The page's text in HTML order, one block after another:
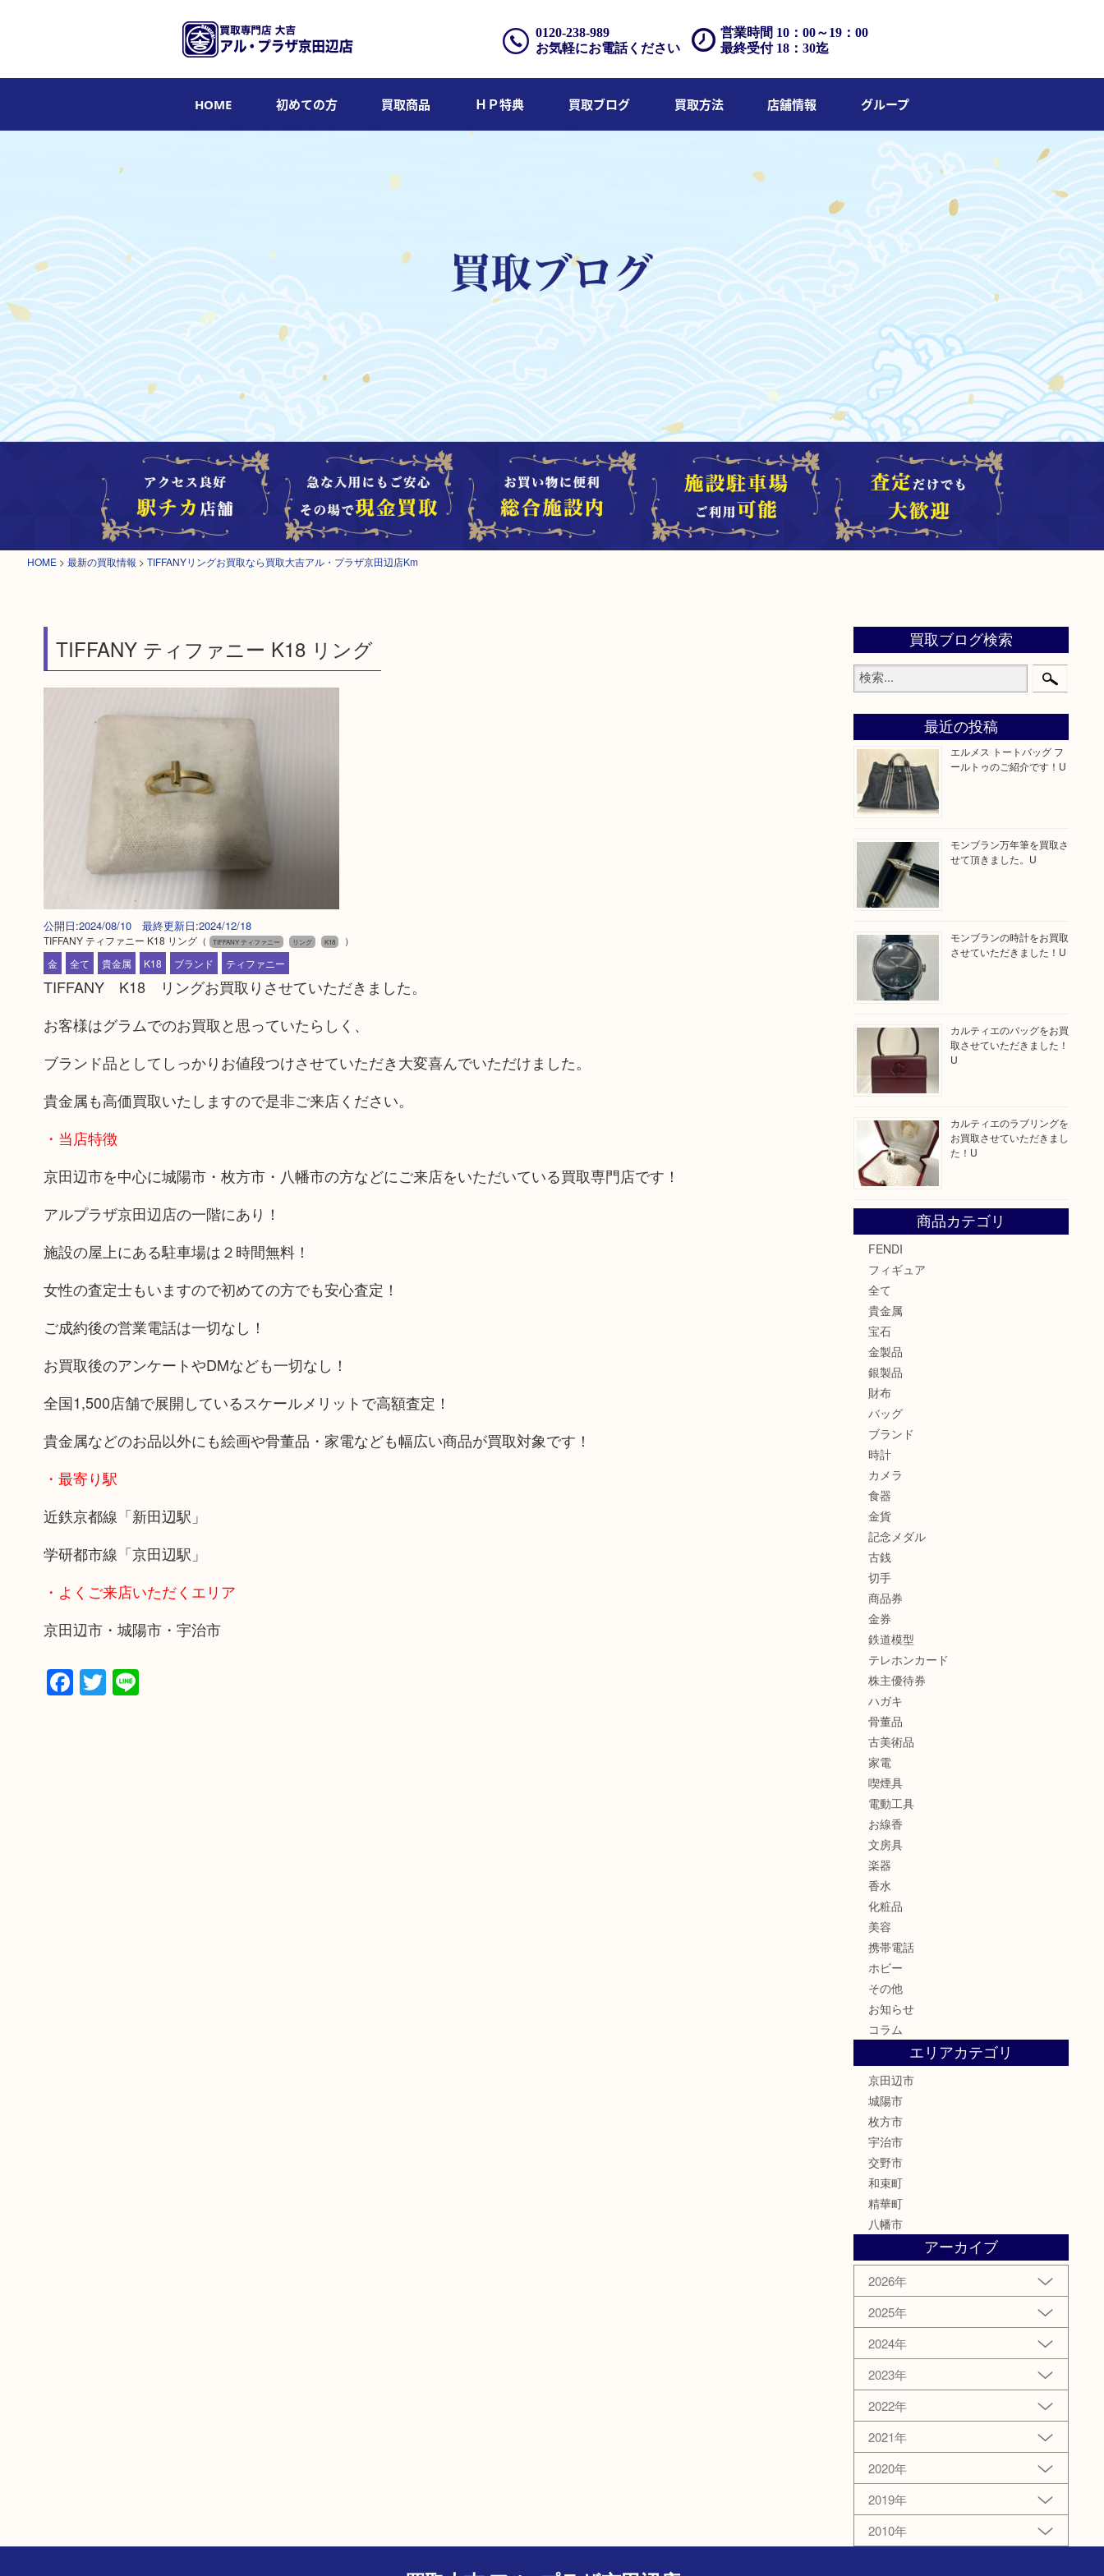
営業時間 10：00～19：00
最終受付 18：30迄
0120-238-989
お気軽にお電話ください
HOME 初めての方 買取商品 ＨＰ特典 買取ブログ 買取方法 店舗情報 グループ
HOME > 最新の買取情報 > TIFFANYリングお買取なら買取大吉アル・プラザ京田辺店Km
TIFFANY ティファニー K18 リング
公開日:2024/08/10 最終更新日:2024/12/18
TIFFANY ティファニー K18 リング（ TIFFANY ティファニー リング K18
）
金
全て 貴金属 K18 ブランド ティファニー
TIFFANY K18 リングお買取りさせていただきました。
お客様はグラムでのお買取と思っていたらしく、
ブランド品としてしっかりお値段つけさせていただき大変喜んでいただけました。
貴金属も高価買取いたしますので是非ご来店ください。
・当店特徴
京田辺市を中心に城陽市・枚方市・八幡市の方などにご来店をいただいている買取専門店です！
アルプラザ京田辺店の一階にあり！
施設の屋上にある駐車場は２時間無料！
女性の査定士もいますので初めての方でも安心査定！
ご成約後の営業電話は一切なし！
お買取後のアンケートやDMなども一切なし！
全国1,500店舗で展開しているスケールメリットで高額査定！
貴金属などのお品以外にも絵画や骨董品・家電なども幅広い商品が買取対象です！
・最寄り駅
近鉄京都線「新田辺駅」
学研都市線「京田辺駅」
・よくご来店いただくエリア
京田辺市・城陽市・宇治市
Facebook
Twitter
Line
買取ブログ検索
最近の投稿
エルメス トートバッグ フ
ールトゥのご紹介です！U
モンブラン万年筆を買取さ
せて頂きました。U
モンブランの時計をお買取
させていただきました！U
カルティエのバッグをお買
取させていただきました！
U
カルティエのラブリングを
お買取させていただきまし
た！U
商品カテゴリ
FENDI
フィギュア
全て
貴金属
宝石
金製品
銀製品
財布
バッグ
ブランド
時計
カメラ
食器
金貨
記念メダル
古銭
切手
商品券
金券
鉄道模型
テレホンカード
株主優待券
ハガキ
骨董品
古美術品
家電
喫煙具
電動工具
お線香
文房具
楽器
香水
化粧品
美容
携帯電話
ホビー
その他
お知らせ
コラム
エリアカテゴリ
京田辺市
城陽市
枚方市
宇治市
交野市
和束町
精華町
八幡市
アーカイブ
2026年
2025年
2024年
2023年
2022年
2021年
2020年
2019年
2010年